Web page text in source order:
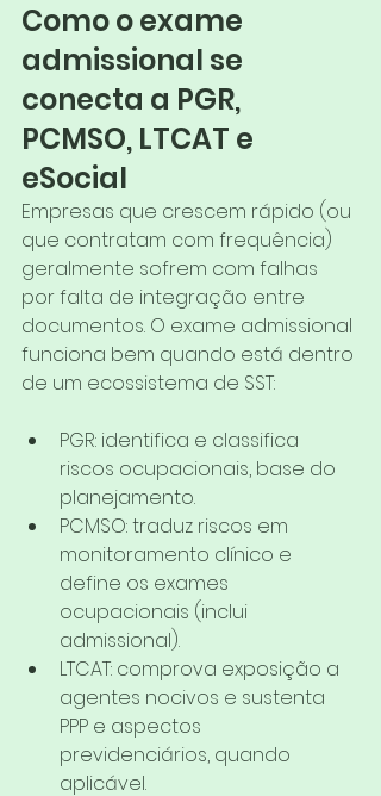
Como o exame
admissional se
conecta a PGR,
PCMSO, LTCAT e
eSocial
Empresas que crescem rápido (ou
que contratam com frequência)
geralmente sofrem com falhas
por falta de integração entre
documentos. O exame admissional
funciona bem quando está dentro
de um ecossistema de SST:
PGR: identifica e classifica
riscos ocupacionais, base do
planejamento.
PCMSO: traduz riscos em
monitoramento clínico e
define os exames
ocupacionais (inclui
admissional).
LTCAT: comprova exposição a
agentes nocivos e sustenta
PPP e aspectos
previdenciários, quando
aplicável.